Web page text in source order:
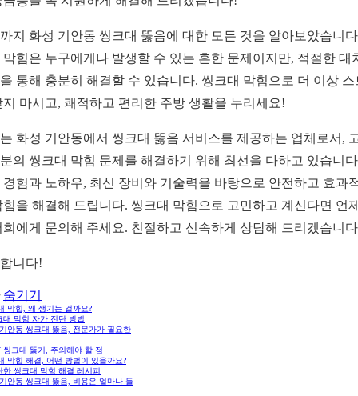
지 화성 기안동 씽크대 뚫음에 대한 모든 것을 알아보았습니
막힘은 누구에게나 발생할 수 있는 흔한 문제이지만, 적절한 대
통해 충분히 해결할 수 있습니다. 씽크대 막힘으로 더 이상 스
지 마시고, 쾌적하고 편리한 주방 생활을 누리세요!
화성 기안동에서 씽크대 뚫음 서비스를 제공하는 업체로서,
의 씽크대 막힘 문제를 해결하기 위해 최선을 다하고 있습니
경험과 노하우, 최신 장비와 기술력을 바탕으로 안전하고 효과
힘을 해결해 드립니다. 씽크대 막힘으로 고민하고 계신다면 언
희에게 문의해 주세요. 친절하고 신속하게 상담해 드리겠습니
니다!
숨기기
막힘, 왜 생기는 걸까요?
대 막힘 자가 진단 방법
안동 씽크대 뚫음, 전문가가 필요한
씽크대 뚫기, 주의해야 할 점
막힘 해결, 어떤 방법이 있을까요?
한 씽크대 막힘 해결 레시피
안동 씽크대 뚫음, 비용은 얼마나 들